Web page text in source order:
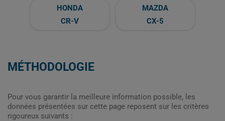
HONDA
CR-V
MAZDA
CX-5
MÉTHODOLOGIE
Pour vous garantir la meilleure information possible, les
données présentées sur cette page reposent sur les critères
rigoureux suivants :